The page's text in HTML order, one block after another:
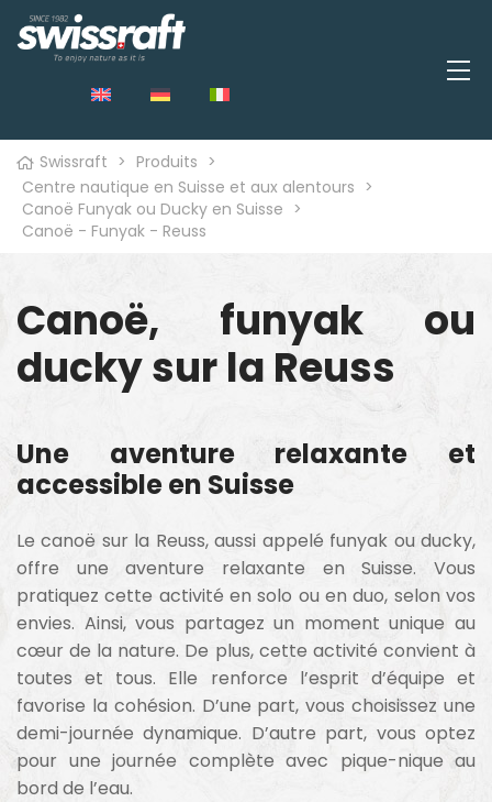
Swissraft > Produits >
Centre nautique en Suisse et aux alentours >
Canoë Funyak ou Ducky en Suisse >
Canoë - Funyak - Reuss
Canoë, funyak ou
ducky sur la Reuss
Une aventure relaxante et
accessible en Suisse
Le canoë sur la Reuss, aussi appelé funyak ou ducky,
offre une aventure relaxante en Suisse. Vous
pratiquez cette activité en solo ou en duo, selon vos
envies. Ainsi, vous partagez un moment unique au
cœur de la nature. De plus, cette activité convient à
toutes et tous. Elle renforce l’esprit d’équipe et
favorise la cohésion. D’une part, vous choisissez une
demi-journée dynamique. D’autre part, vous optez
pour une journée complète avec pique-nique au
bord de l’eau.